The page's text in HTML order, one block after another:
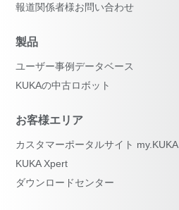
報道関係者様お問い合わせ
製品
ユーザー事例データベース
KUKAの中古ロボット
お客様エリア
カスタマーポータルサイト my.KUKA
KUKA Xpert
ダウンロードセンター